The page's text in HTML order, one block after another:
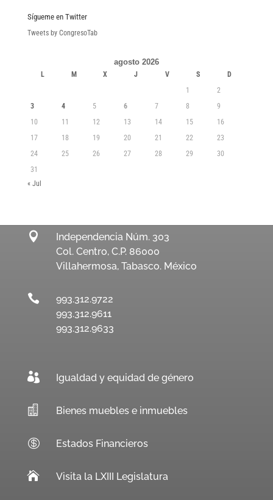
Sígueme en Twitter
Tweets by CongresoTab
agosto 2026
L M X J V S
D
1
2
3
4 5 6 7 8
9
10
11 12 13 14 15
16
17
18 19 20 21 22
23
24
25 26 27 28 29
30
31
« Jul

Independencia Núm. 303
Col. Centro, C.P. 86000
Villahermosa, Tabasco. México

993.312.9722
993.312.9611
993.312.9633
 Igualdad y equidad de género
 Bienes muebles e inmuebles
 Estados Financieros
 Visita la LXIII Legislatura